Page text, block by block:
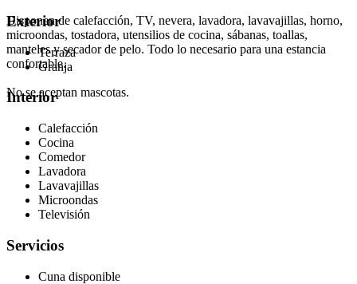
Disponen de calefacción, TV, nevera, lavadora, lavavajillas, horno,
microondas, tostadora, utensilios de cocina, sábanas, toallas,
manteles y secador de pelo. Todo lo necesario para una estancia
confortable.
No se aceptan mascotas.
Exterior
Terraza
Granja
Interior
Calefacción
Cocina
Comedor
Lavadora
Lavavajillas
Microondas
Televisión
Servicios
Cuna disponible